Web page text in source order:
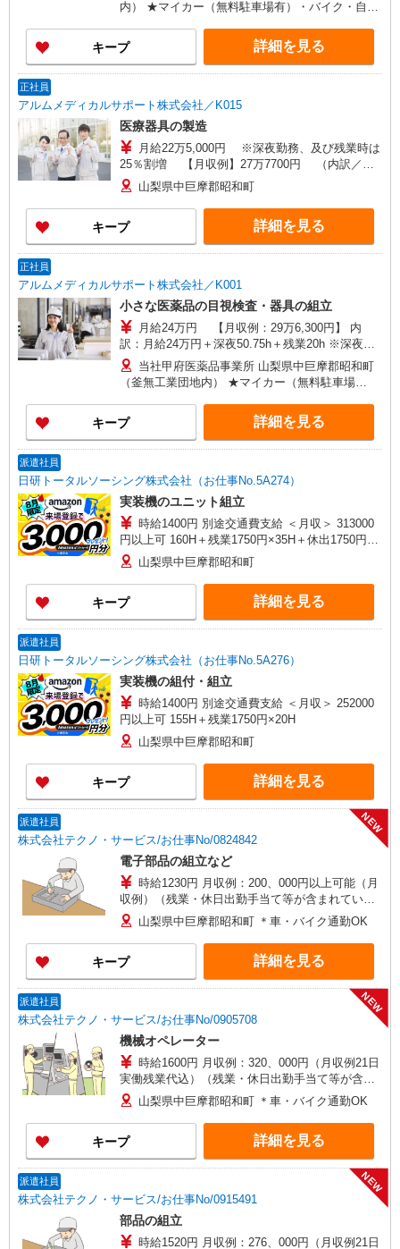
内） ★マイカー（無料駐車場有）・バイク・自転
キープ 詳細を見る
正社員
アルムメディカルサポート株式会社／K015
医療器具の製造
月給22万5,000円 ※深夜勤務、及び残業時は
25％割増 【月収例】27万7700円 （内訳／月
給22万5,000円＋残業20h＋深夜50.75h※1日7.5時
間、20日勤務の場合）
山梨県中巨摩郡昭和町
キープ 詳細を見る
正社員
アルムメディカルサポート株式会社／K001
小さな医薬品の目視検査・器具の組立
月給24万円 【月収例：29万6,300円】 内
訳：月給24万円＋深夜50.75h＋残業20h ※深夜・
実働8h超の残業は25％割増
当社甲府医薬品事業所 山梨県中巨摩郡昭和町
（釜無工業団地内） ★マイカー（無料駐車場
キープ 詳細を見る
派遣社員
日研トータルソーシング株式会社（お仕事No.5A274）
実装機のユニット組立
時給1400円 別途交通費支給 ＜月収＞ 313000
円以上可 160H＋残業1750円×35H＋休出1750円
×16H山梨県中巨摩郡昭和町
キープ 詳細を見る
派遣社員
日研トータルソーシング株式会社（お仕事No.5A276）
実装機の組付・組立
時給1400円 別途交通費支給 ＜月収＞ 252000
円以上可 155H＋残業1750円×20H
山梨県中巨摩郡昭和町
キープ 詳細を見る
派遣社員
株式会社テクノ・サービス/お仕事No/0824842
NEW
電子部品の組立など
時給1230円 月収例：200、000円以上可能（月
収例）（残業・休日出勤手当て等が含まれていま
す） 交通費全額支給 ※勤務1か月間は時給1200
円となります。
山梨県中巨摩郡昭和町 ＊車・バイク通勤OK
キープ 詳細を見る
派遣社員
株式会社テクノ・サービス/お仕事No/0905708
NEW
機械オペレーター
時給1600円 月収例：320、000円（月収例21日
実働残業代込）（残業・休日出勤手当て等が含ま
れています） 交通費全額支給
山梨県中巨摩郡昭和町 ＊車・バイク通勤OK
キープ 詳細を見る
派遣社員
株式会社テクノ・サービス/お仕事No/0915491
NEW
部品の組立
時給1520円 月収例：276、000円（月収例21日